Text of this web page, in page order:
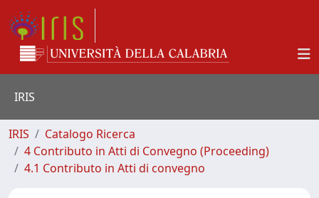
IRIS
IRIS
Catalogo Ricerca
4 Contributo in Atti di Convegno (Proceeding)
4.1 Contributo in Atti di convegno